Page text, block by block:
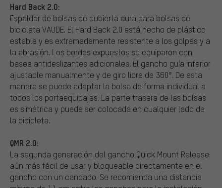
Hard Back 2.0:
Espaldar de bolsas de cubierta dura para bolsas de
bicicleta VAUDE. El Hard Back 2.0 está hecho de plástico
estable y es extremadamente resistente a los golpes y a
la abrasión. Los bordes expuestos se equiparon con
basea antideslizantes adicionales. El gancho guía inferior
ajustable manualmente y de giro libre de 360°. De esta
manera se puede adaptar la bolsa de forma individual a
todos los portaequipajes. La parte trasera de las bolsas
es simétrica y puede ser colocada en cualquier lado de
la bicicleta.
QMR 2.0:
La segunda generación del gancho Quick Mount Release:
aún más fácil de usar y bloqueable directamente en el
gancho con un candado. Se recomienda una distancia